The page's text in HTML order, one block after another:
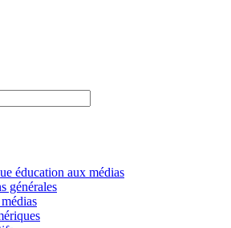
éducation aux médias
générales